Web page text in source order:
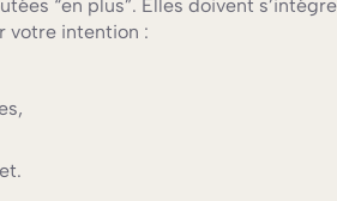
“en plus”. Elles doivent
votre intention :